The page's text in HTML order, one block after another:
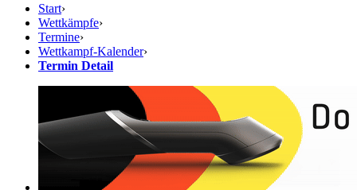
Start›
Wettkämpfe›
Termine›
Wettkampf-Kalender›
Termin Detail